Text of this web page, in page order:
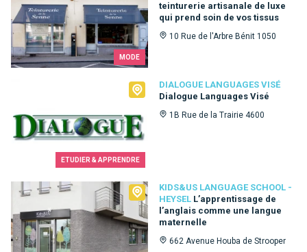
MODE
teinturerie artisanale de luxe
qui prend soin de vos tissus
10 Rue de l'Arbre Bénit 1050
ETUDIER & APPRENDRE
DIALOGUE LANGUAGES VISÉ
Dialogue Languages Visé
1B Rue de la Trairie 4600
Dialogue Languages Visé
KIDS&US LANGUAGE SCHOOL -
HEYSEL L’apprentissage de
l’anglais comme une langue
maternelle
662 Avenue Houba de Strooper
Kids&Us language school - Heysel